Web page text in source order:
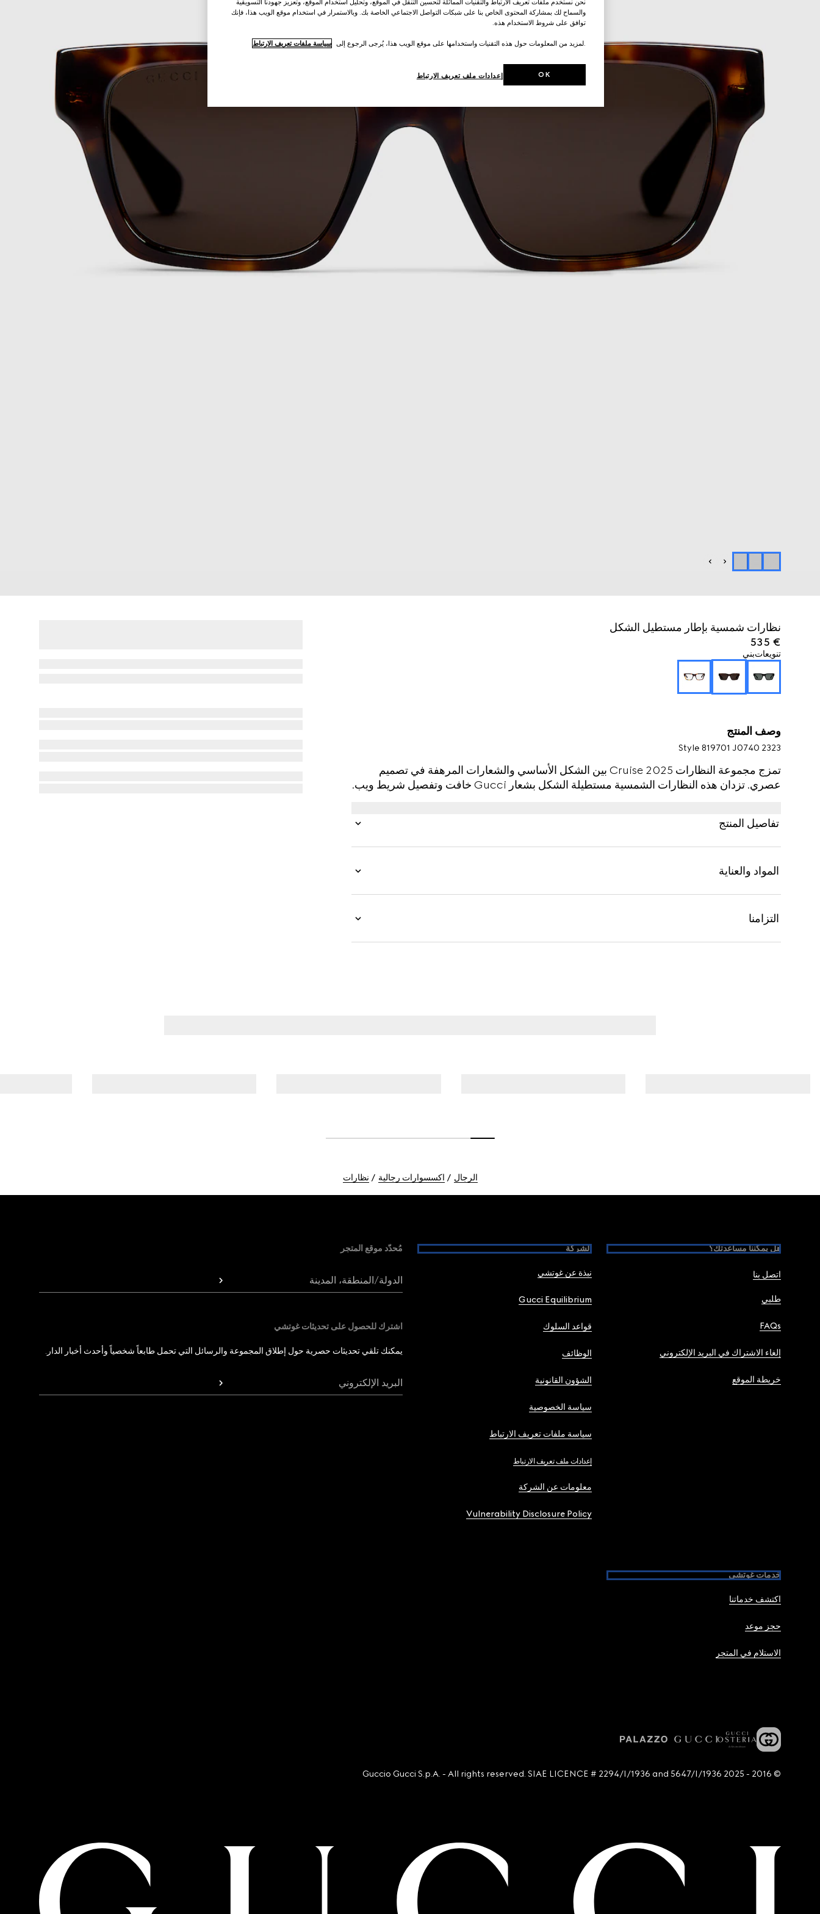
نظارات شمسية بإطار مستطيل الشكل
€ 535
تنويعاتبني
وصف المنتج
Style ‎819701 J0740 2323
تمزج مجموعة النظارات Cruise 2025 بين الشكل الأساسي والشعارات المرهفة في تصميم
عصري. تزدان هذه النظارات الشمسية مستطيلة الشكل بشعار Gucci خافت وتفصيل شريط ويب.
تفاصيل المنتج
المواد والعناية
التزامنا
الرجال اكسسوارات رجالية نظارات
هل يمكننا مساعدتك؟
اتصل بنا
طلبي
FAQs
إلغاء الاشتراك في البريد الإلكتروني
خريطة الموقع
الشركة
نبذة عن غوتشي
Gucci Equilibrium
قواعد السلوك
الوظائف
الشؤون القانونية
سياسة الخصوصية
سياسة ملفات تعريف الارتباط
إعدادات ملف تعريف الارتباط
معلومات عن الشركة
Vulnerability Disclosure Policy
خدمات غوتشي
اكتشف خدماتنا
حجز موعد
الاستلام في المتجر
مُحدّد موقع المتجر
الدولة/المنطقة، المدينة
اشترك للحصول على تحديثات غوتشي
يمكنك تلقي تحديثات حصرية حول إطلاق المجموعة والرسائل التي تحمل طابعاً شخصياً وأحدث أخبار الدار.
البريد الإلكتروني
© 2016 - 2025 Guccio Gucci S.p.A. - All rights reserved. SIAE LICENCE # 2294/I/1936 and 5647/I/1936
نحن نستخدم ملفات تعريف الارتباط والتقنيات المماثلة لتحسين التنقل في الموقع، وتحليل استخدام الموقع، وتعزيز جهودنا التسويقية
والسماح لك بمشاركة المحتوى الخاص بنا على شبكات التواصل الاجتماعي الخاصة بك. وبالاستمرار في استخدام موقع الويب هذا، فإنك
توافق على شروط الاستخدام هذه.
.لمزيد من المعلومات حول هذه التقنيات واستخدامها على موقع الويب هذا، يُرجى الرجوع إلى سياسة ملفات تعريف الارتباط
إعدادات ملف تعريف الارتباط OK